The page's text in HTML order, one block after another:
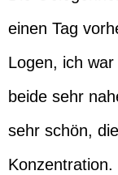
einen Tag
Logen, ich
beide sehr
sehr schön,